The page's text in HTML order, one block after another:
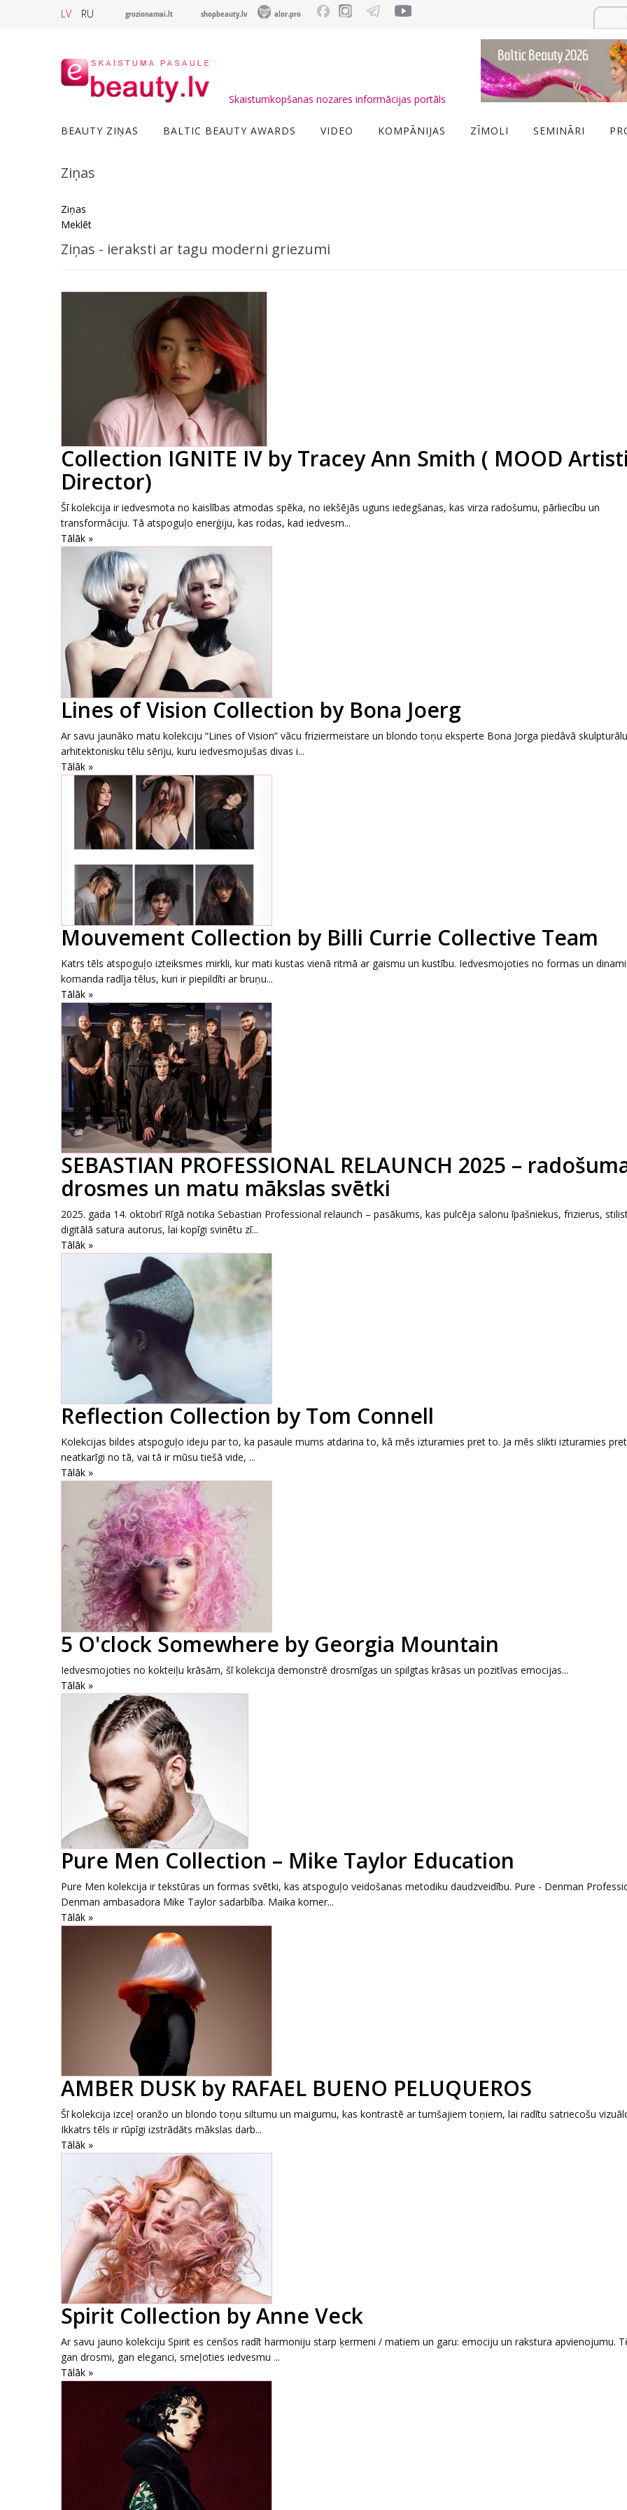
LV RU grozionamai.lt shopbeauty.lv alor.pro
Skaistumkopšanas nozares informācijas portāls
BEAUTY ZIŅAS BALTIC BEAUTY AWARDS VIDEO KOMPĀNIJAS ZĪMOLI SEMINĀRI
Ziņas
Ziņas
Meklēt
Ziņas - ieraksti ar tagu moderni griezumi
Collection IGNITE IV by Tracey Ann Smith ( MOOD
Director)
Šī kolekcija ir iedvesmota no kaislības atmodas spēka, no iekšējās uguns iedegšanas, kas virza radošumu, pārliecību un
transformāciju. Tā atspoguļo enerģiju, kas rodas, kad iedvesm...
Tālāk »
Lines of Vision Collection by Bona Joerg
Ar savu jaunāko matu kolekciju “Lines of Vision” vācu friziermeistare un blondo toņu eksperte Bona Jorga piedāvā
arhitektonisku tēlu sēriju, kuru iedvesmojušas divas i...
Tālāk »
Mouvement Collection by Billi Currie Collective Team
Katrs tēls atspoguļo izteiksmes mirkli, kur mati kustas vienā ritmā ar gaismu un kustību. Iedvesmojoties no formas un
komanda radīja tēlus, kuri ir piepildīti ar bruņu...
Tālāk »
SEBASTIAN PROFESSIONAL RELAUNCH 2025 –
drosmes un matu mākslas svētki
2025. gada 14. oktobrī Rīgā notika Sebastian Professional relaunch – pasākums, kas pulcēja salonu īpašniekus, frizierus,
digitālā satura autorus, lai kopīgi svinētu zī...
Tālāk »
Reflection Collection by Tom Connell
Kolekcijas bildes atspoguļo ideju par to, ka pasaule mums atdarina to, kā mēs izturamies pret to. Ja mēs slikti izturamies
neatkarīgi no tā, vai tā ir mūsu tiešā vide, ...
Tālāk »
5 O'clock Somewhere by Georgia Mountain
Iedvesmojoties no kokteiļu krāsām, šī kolekcija demonstrē drosmīgas un spilgtas krāsas un pozitīvas emocijas...
Tālāk »
Pure Men Collection – Mike Taylor Education
Pure Men kolekcija ir tekstūras un formas svētki, kas atspoguļo veidošanas metodiku daudzveidību. Pure - Denman
Denman ambasadora Mike Taylor sadarbība. Maika komer...
Tālāk »
AMBER DUSK by RAFAEL BUENO PELUQUEROS
Šī kolekcija izceļ oranžo un blondo toņu siltumu un maigumu, kas kontrastē ar tumšajiem toņiem, lai radītu satriecošu
Ikkatrs tēls ir rūpīgi izstrādāts mākslas darb...
Tālāk »
Spirit Collection by Anne Veck
Ar savu jauno kolekciju Spirit es cenšos radīt harmoniju starp ķermeni / matiem un garu: emociju un rakstura apvienojumu.
gan drosmi, gan eleganci, smeļoties iedvesmu ...
Tālāk »